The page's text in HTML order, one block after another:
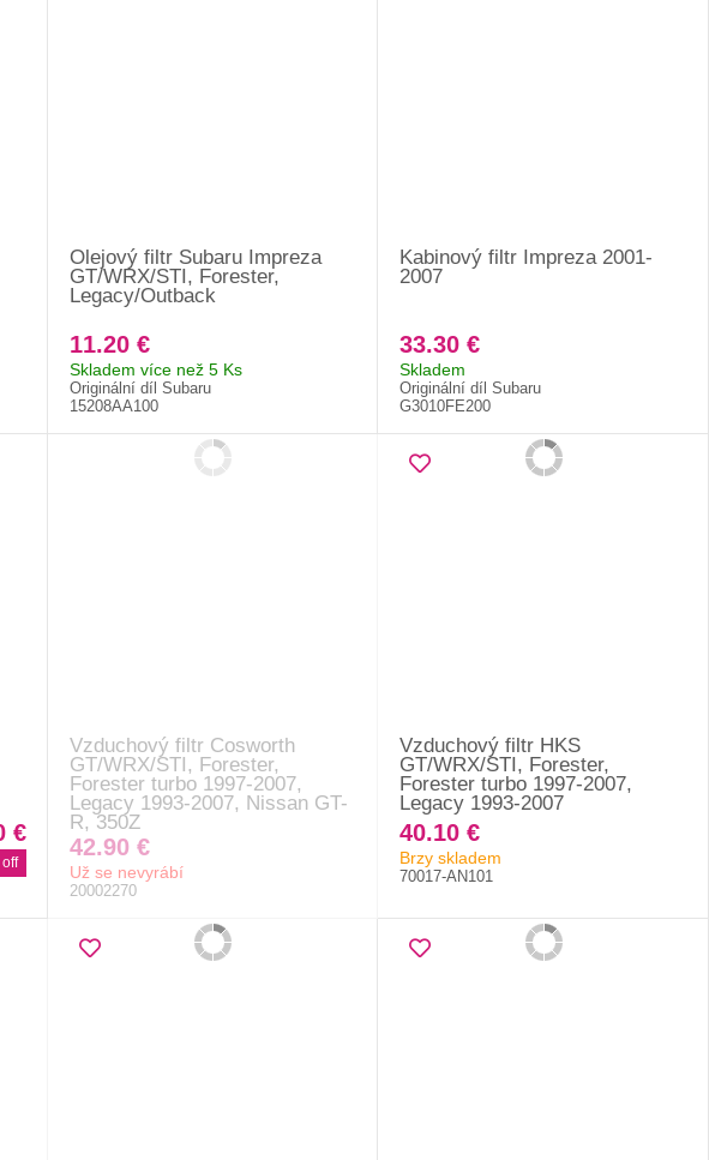
Olejový filtr Subaru Impreza
GT/WRX/STI, Forester,
Legacy/Outback
11.20 €
Skladem více než 5 Ks
Originální díl Subaru
15208AA100
Kabinový filtr Impreza 2001-
2007
33.30 €
Skladem
Originální díl Subaru
G3010FE200
€
Vzduchový filtr Cosworth
GT/WRX/STI, Forester,
Forester turbo 1997-2007,
Legacy 1993-2007, Nissan GT-
R, 350Z
42.90 €
Už se nevyrábí
20002270
Vzduchový filtr HKS
GT/WRX/STI, Forester,
Forester turbo 1997-2007,
Legacy 1993-2007
40.10 €
Brzy skladem
70017-AN101